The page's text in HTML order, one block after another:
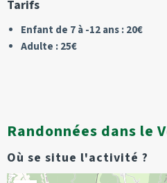
Tarifs
Enfant de 7 à -12 ans : 20€
Adulte : 25€
Randonnées dans le
Où se situe l'activité ?